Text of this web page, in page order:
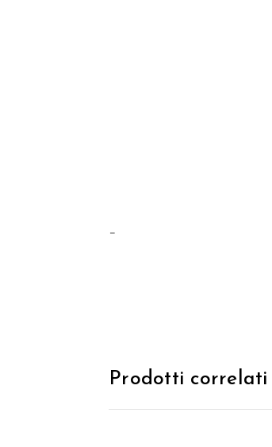
–
Prodotti correlati